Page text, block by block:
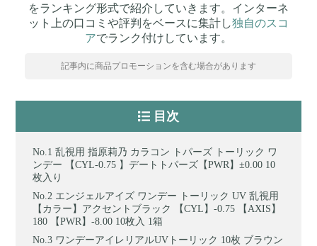
をランキング形式で紹介していきます。インターネ
ット上の口コミや評判をベースに集計し独自のスコ
アでランク付けしています。
記事内に商品プロモーションを含む場合があります
目次
乱視用 指原莉乃 カラコン トパーズ トーリック ワ
ンデー 【CYL-0.75 】デートトパーズ【PWR】±0.00 10
枚入り
エンジェルアイズ ワンデー トーリック UV 乱視用
【カラー】アクセントブラック 【CYL】-0.75 【AXIS】
180 【PWR】-8.00 10枚入 1箱
ワンデーアイレリアルUVトーリック 10枚 ブラウン